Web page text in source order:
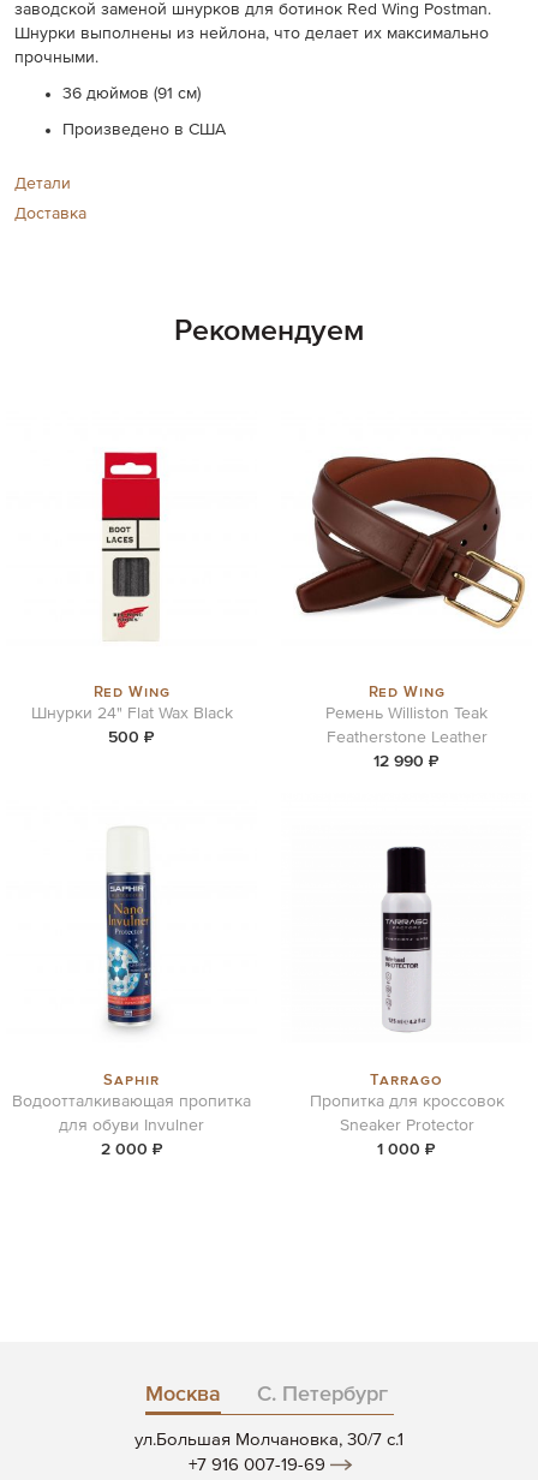
заводской заменой шнурков для ботинок Red Wing Postman.
Шнурки выполнены из нейлона, что делает их максимально
прочными.
36 дюймов (91 см)
Произведено в США
Детали
Доставка
Рекомендуем
Red Wing
Шнурки 24" Flat Wax Black
500 ₽
Red Wing
Ремень Williston Teak
Featherstone Leather
12 990 ₽
Saphir
Водоотталкивающая пропитка
для обуви Invulner
2 000 ₽
Tarrago
Пропитка для кроссовок
Sneaker Protector
1 000 ₽
Москва С. Петербург
ул.Большая Молчановка, 30/7 c.1
+7 916 007-19-69